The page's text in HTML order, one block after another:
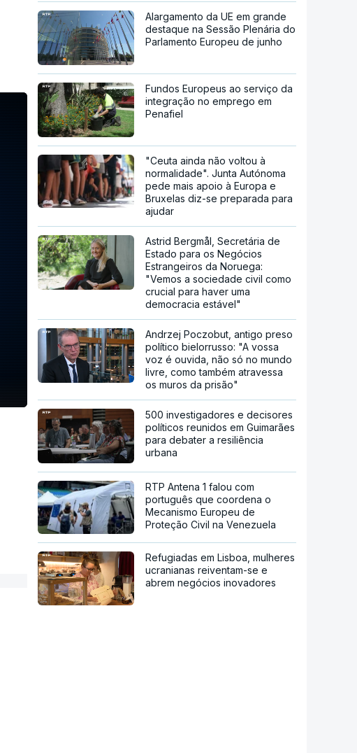
Alargamento da UE em grande
destaque na Sessão Plenária do
Parlamento Europeu de junho
Fundos Europeus ao serviço da
integração no emprego em
Penafiel
"Ceuta ainda não voltou à
normalidade". Junta Autónoma
pede mais apoio à Europa e
Bruxelas diz-se preparada para
ajudar
Astrid Bergmål, Secretária de
Estado para os Negócios
Estrangeiros da Noruega:
"Vemos a sociedade civil como
crucial para haver uma
democracia estável"
Andrzej Poczobut, antigo preso
político bielorrusso: "A vossa
voz é ouvida, não só no mundo
livre, como também atravessa
os muros da prisão"
500 investigadores e decisores
políticos reunidos em Guimarães
para debater a resiliência
urbana
RTP Antena 1 falou com
português que coordena o
Mecanismo Europeu de
Proteção Civil na Venezuela
Refugiadas em Lisboa, mulheres
ucranianas reiventam-se e
abrem negócios inovadores